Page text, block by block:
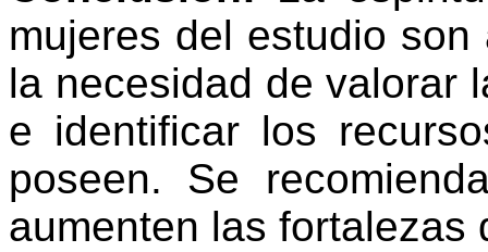
mujeres del estudio
la necesidad de valorar
e identificar los
poseen. Se
aumenten las fortalezas